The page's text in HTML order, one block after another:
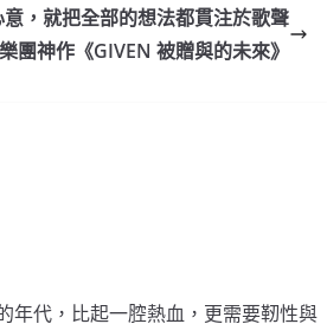
，就把全部的想法都貫注於歌聲
神作《GIVEN 被贈與的未來》
年代，比起一腔熱血，更需要靭性與